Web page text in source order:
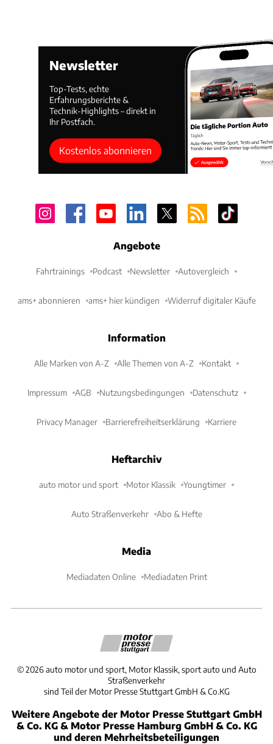
Newsletter
Top-Tests, echte
Erfahrungsberichte &
Technik-Highlights – direkt in
Ihr Postfach.
Kostenlos abonnieren
Angebote
Fahrtrainings Podcast Newsletter Autovergleich
ams+ abonnieren ams+ hier kündigen Widerruf digitaler Käufe
Information
Alle Marken von A-Z Alle Themen von A-Z Kontakt
Impressum AGB Nutzungsbedingungen Datenschutz
Privacy Manager Barrierefreiheitserklärung Karriere
Heftarchiv
auto motor und sport Motor Klassik Youngtimer
Auto Straßenverkehr Abo & Hefte
Media
Mediadaten Online Mediadaten Print
©2026 auto motor und sport, Motor Klassik, sport auto und Auto
Straßenverkehr
sind Teil der Motor Presse Stuttgart GmbH & Co.KG
Weitere Angebote der Motor Presse Stuttgart GmbH
& Co. KG & Motor Presse Hamburg GmbH & Co. KG
und deren Mehrheitsbeteiligungen